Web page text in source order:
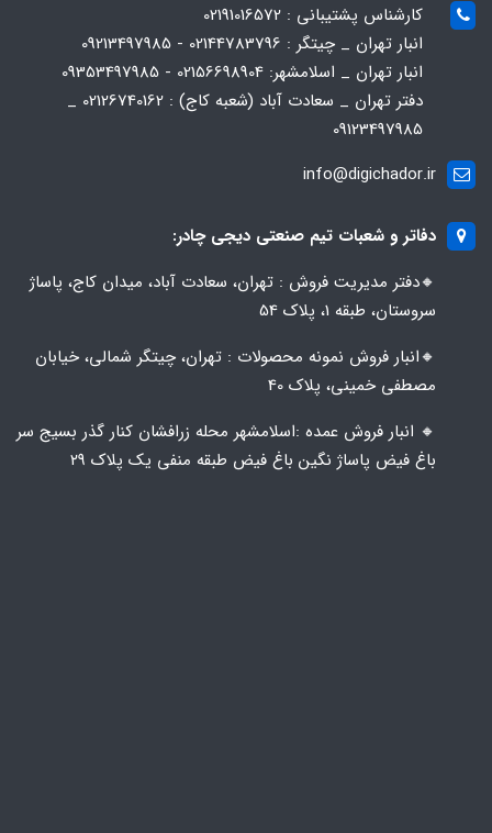
کارشناس پشتیبانی : 02191016572
انبار تهران _ چیتگر : 02144783796 - 09213497985
انبار تهران _ اسلامشهر: 02156698904 - 09353497985
دفتر تهران _ سعادت آباد (شعبه کاج) : 02126740162 _
09123497985
info@digichador.ir
دفاتر و شعبات تیم صنعتی دیجی چادر:
🔸️​​دفتر مدیریت فروش : تهران، سعادت آباد، میدان کاج، پاساژ
سروستان، طبقه 1، پلاک 54
🔸️​​انبار فروش نمونه محصولات : تهران، چیتگر شمالی، خیابان
مصطفی خمینی، پلاک 40
🔸️ انبار فروش عمده :اسلامشهر محله زرافشان کنار گذر بسیج سر
باغ فیض پاساژ نگین باغ فیض طبقه منفی یک پلاک ۲۹